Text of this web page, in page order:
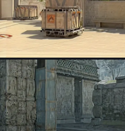
Strike: Global Offensive из
посещал множество
где его микс
перешел в suxeN, с
роль рифлера. 9